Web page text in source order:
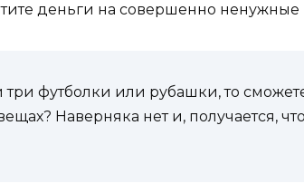
деньги на совершенно
футболки или рубашки, то
Наверняка нет и, получается,